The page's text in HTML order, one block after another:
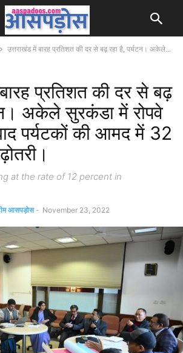
उत्तराखंड में बारह प्रतिशत की दर से बढ़ रहा है, पर्यटन। अकेले...
प्रतिशत की दर से बढ़
अकेले सुरकंडा में रोपवे
पर्यटकों की आमद में 32
at the rate of 12 percent in
आसपड़ोस - November 23, 2022